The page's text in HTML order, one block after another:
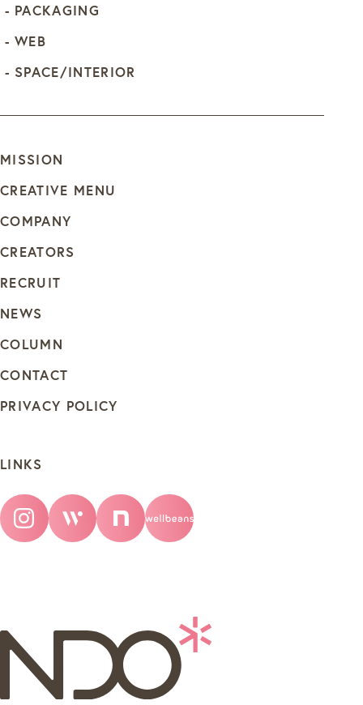
PACKAGING
WEB
SPACE/INTERIOR
MISSION
CREATIVE MENU
COMPANY
CREATORS
RECRUIT
NEWS
COLUMN
CONTACT
PRIVACY POLICY
LINKS